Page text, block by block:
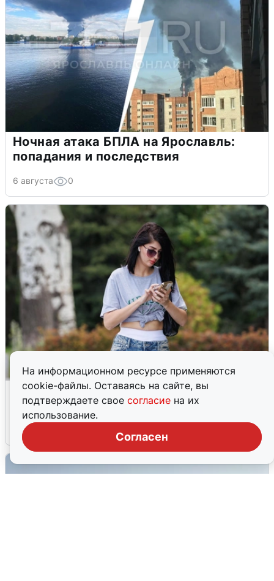
На информационном ресурсе применяются
cookie-файлы. Оставаясь на сайте, вы
подтверждаете свое согласие на их
использование.
Согласен
Ночная атака БПЛА на Ярославль:
попадания и последствия
6 августа 0
Волгоградцы остались без
мобильного интернета
6 августа